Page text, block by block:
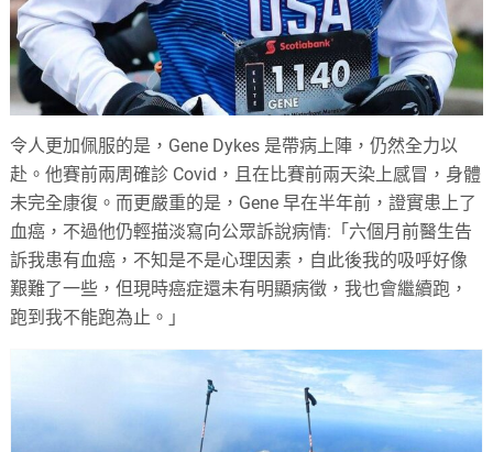
令人更加佩服的是，Gene Dykes 是帶病上陣，仍然全力以
赴。他賽前兩周確診 Covid，且在比賽前兩天染上感冒，身體
未完全康復。而更嚴重的是，Gene 早在半年前，證實患上了
血癌，不過他仍輕描淡寫向公眾訴說病情:「六個月前醫生告
訴我患有血癌，不知是不是心理因素，自此後我的吸呼好像
艱難了一些，但現時癌症還未有明顯病徵，我也會繼續跑，
跑到我不能跑為止。」